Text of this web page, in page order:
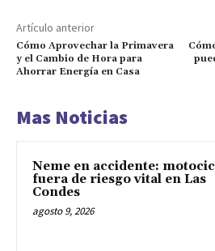
Artículo anterior
Cómo Aprovechar la Primavera
y el Cambio de Hora para
Ahorrar Energía en Casa
Mas Noticias
Neme en accidente:
fuera de riesgo vital en Las
Condes
agosto 9, 2026